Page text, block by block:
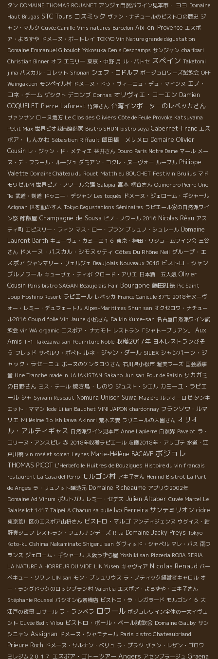
タン DOMAINE THOMAS ROUANET アンジェ自然派ワイン見本市・ ヨヨ Domaine
Haut Brugas STC Tours コスミック ヴァン・ナチュールのビストロの歴史 ジ
ャン・マルク Cuvée Camille Vins natures Barcelon Aix-en-Provence エスポ
ア・よろずや ドメーヌ・ボートレイ TOKYO Vin Nature grande dégustation
Domaine Emmanuel Giboulot Yokosuka Denis Deschamps サンジャン charibari
Christian Binner オフ エミリー 東京・中野 月 ル・バトセ スペイン Taketomi
jima パスカル・コレット Shonan シェフ・ロドルフ ボージョロワーズ試飲会 OFF
Waingakuen モンペイル村 ドメーヌ・ドゥ・ヴィーニュ・デュ・マインヌ エノ・
コネ・チーム ゲシクト デコンブ Cornas オリヴィエ・コーエン Damien
COQUELET Pierre Laforest 竹澤さん 台湾インポーターのレベッカさん
ヴァンサン ローヌ地方 Le Clos des Oliviers Côte de Feule Provoke Katsuyama
Petit Max 世界ビオ栽培醸造家 Bistro SHUN bistro soya Cabernet-Franc エス
ポア・ しんかわ Sébastien Riffault 飯田橋 メリメロ Domaine Olivier
Cousin レ・ジャン・ド・メティエ 谷井さん Douro Paris Notre Dame マール メー
ヌ・デ・フラール・ルージュ ダミアン・コクレ・ヌーヴォー ルーブル Philippe
Valette Domaine Château du Rouet Matthieu BOUCHET Festivin Brulius マド
モワゼルＭ 世界ピノ・ノワール会議 Galapia 宮本 桐谷さん Quinonero Pierre Une
île 武道・剣道 ドゥニー・デシャン Les toqués ドメーヌ・ジェローム・ギシャール
Acignan 世を動かす人 Tokyo Degustations Séminaires ラピエール家の自然派ワイ
ン祭 酢飯屋 Champagne de Sousa ピノ・ノワール 2016 Nicolas Réau アス
ティ町 エピスリー・フィン マス・ロー・ブラン ブリュノ・シュレール Domaine
Laurent Barth キューヴェ・カミーユ１６ 東京・神田・リショームワイン会 三谷
さん ドメーヌ・パスカル・シモヌッティ Côtes Du Rhône Neil グループ・エ
スポア ジャンマリー・ヴェルジェ Beaujolais Nouveaux 2018 ビストロ・シャン
ブルノワール キューヴェ・ティボ クロード・アリエ 日本酒 五人娘 Olivier
Cousin Paris bistro SAGAN Beaujolais Fair Bourgone 藤田社長 Pic Saint
Loup Hoshino Resort ラピエール レベッカ France Canicule 37℃ 2018年ヌーヴ
ォー・レミー・デュフェートル Alpes-Maritimes Shun san オクセロワ・ナチュー
ル2016 Coup d'folie Vin Jaune 小松さん Daikin Kume-san 名古屋自然派ワイン試
飲会 vin WA orgamic エスポア・ ナカモト レストラン「シャトーブリアン」
Aux
Amis TF1 Takezawa san Pourriture Noble 収穫2017年 日本レストランびそ
う フレッド サぺルリ・ポぺト ルネ・ジャン・ダール SILEX シャンパーン・ジ
ャック・ラセーニュ ボーヌのケンタロウさん 石川県小松市 渥美フーズ 国会議事
堂 Une Tranche made in JAJAKISTAN Sakano Jun san Pour de Raisin サカガミ
の日野さん ミス・テール 焼き鳥・しのり ジュスト・シエル カミーユ・ラピエ
ール シャ Syivain Respaut Nomura Unison Suwa Mazière ルフォーロゼ タンキ
エット・ママン Iode Lilian Bauchet VINI JAPON chardonnay フランソワ・ルマ
リエ Millésime Bio Ishikawa Akinori 荒木夫妻 ラヴニールの大園さん オリオ
ル・アルティギャス 自然派ワイン見本市 Anne Lapierre 自然界 Pavelot ラ・
コリーヌ・アンスピレ 赤 2018年収穫ラピエール 収穫2018年・アリゴテ 水道・江
戸川橋 vin rosé et somen Leynes Marie-Hélène BACAVE ボジョレ
THOMAS PICOT L'Herbefolle Huitres de Bouzigues Histoire du vin francais
restaurent La Casa del Perro モルゴン村 アキ子さん Henind Bistrot La Part
de Anges ラ・リュノット醸造元 Domaine Richeaume アブリウ2002年
Domaine Ad Vinum ポルトガル レミー・セデス Julien Altaber Cuvée Marcel Le
Balaise lot 1417 Taipei A Chacun sa bulle Ivo Ferreira サンテミリオン cidre
東京荒川区のエスポア山枡さん ビストロ・マルゴ アンディジェンヌ ウグイス・紺
野真シェフ レストラン・フェルナンデーズ Rita Domaine Jacky Preys Tokyo
Koto-ku Oshima Nakaminato Shigeru san ダヴィッド・シャペル マレ・バス 南フ
ランス ジェローム・ギシャール 大阪うずら屋 Yoshiki san Pizzeria ROBA SERIA
LA NATURE A HORREUR DU VIDE LIN Yusen キャヴィア Nicolas Renaud バー
ベキュー・ソワレ LIN san モン・ブリュリウス ラ・ノティック経営者キャロル オ
ー・ラングドックのロックブラン村 Valentia エスポア・よろずや・ユキ子さん
Stéphanie Roussel パシオン心斎橋店 ビストロ・ラ・レガラード モルゴン１６ 大
江戸の夜景 コサール ラ・ランベラ ロワール ボジョレワイン全体の一大イヴェ
ント Cuvée Bedit Vilou ビストロ・ポール・ベール試飲会 Domaine Gauby サン
シニャン Assignan ドメーヌ・シャモナール Paris bistro Chateaubriand
Prieure Roch ドメーヌ・サルナン・ベリュ ラ・プラツ ヴァン・レザン・ゴロワ
ミレジム２０１７ エスポア・ゴトーツアー Angers アセンブラージュ Graena